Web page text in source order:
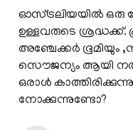
ഓസ്ട്രലിയയില്‍ ഒരു
ഉള്ളവരുടെ
അഞ്ചേക്കര്‍ ഭൂമിയും
സൌജന്യം ആയി
ഒരാള്‍
നോക്കുന്നുണ്ടോ?